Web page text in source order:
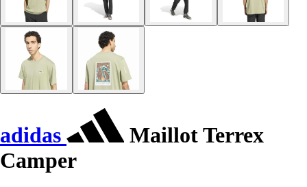
adidas
Maillot Terrex
Camper